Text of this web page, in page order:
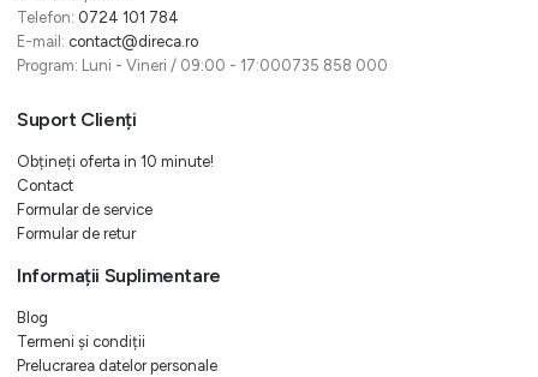
Telefon: 0724 101 784
E-mail: contact@direca.ro
Program: Luni - Vineri / 09:00 - 17:000735 858 000
Suport Clienți
Obțineți oferta in 10 minute!
Contact
Formular de service
Formular de retur
Informații Suplimentare
Blog
Termeni și condiții
Prelucrarea datelor personale